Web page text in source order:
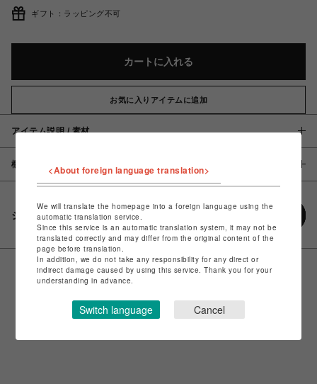
ギフト：ラッピング不可
カートに入れる
お気に入りアイテムに追加
アイテム説明 / 素材
概要
シェアする
<About foreign language translation>
We will translate the homepage into a foreign language using the
automatic translation service.
Since this service is an automatic translation system, it may not be
translated correctly and may differ from the original content of the
page before translation.
In addition, we do not take any responsibility for any direct or
indirect damage caused by using this service. Thank you for your
understanding in advance.
Switch language Cancel